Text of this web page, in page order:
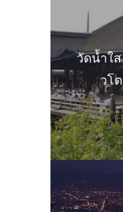
วัดน้ำใ
วโ